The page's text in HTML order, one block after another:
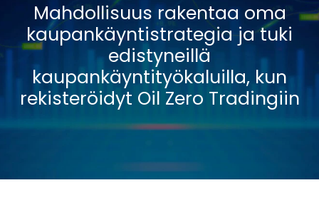
Mahdollisuus rakentaa oma
kaupankäyntistrategia ja tuki
edistyneillä
kaupankäyntityökaluilla, kun
rekisteröidyt Oil Zero Tradingiin